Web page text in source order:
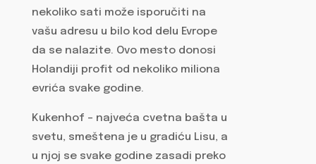
nekoliko sati može isporučiti na
vašu adresu u bilo kod delu Evrope
da se nalazite. Ovo mesto donosi
Holandiji profit od nekoliko miliona
evrića svake godine.
Kukenhof – najveća cvetna bašta u
svetu, smeštena je u gradiću Lisu, a
u njoj se svake godine zasadi preko